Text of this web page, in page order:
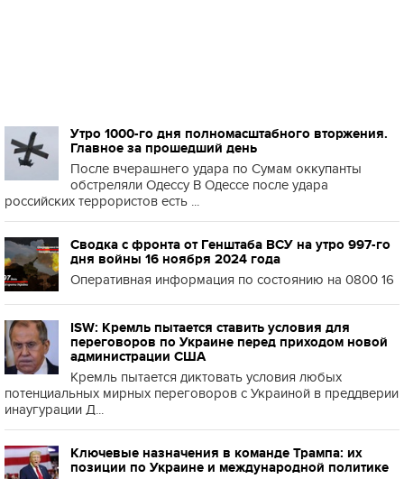
Утро 1000-го дня полномасштабного вторжения.
Главное за прошедший день
После вчерашнего удара по Сумам оккупанты
обстреляли Одессу В Одессе после удара
российских террористов есть ...
Сводка с фронта от Генштаба ВСУ на утро 997-го
дня войны 16 ноября 2024 года
Оперативная информация по состоянию на 0800 16
ISW: Кремль пытается ставить условия для
переговоров по Украине перед приходом новой
администрации США
Кремль пытается диктовать условия любых
потенциальных мирных переговоров с Украиной в преддверии
инаугурации Д...
Ключевые назначения в команде Трампа: их
позиции по Украине и международной политике